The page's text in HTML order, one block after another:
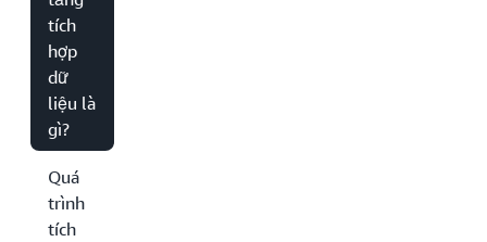
tích
hợp
dữ
liệu là
gì?
Quá
trình
tích